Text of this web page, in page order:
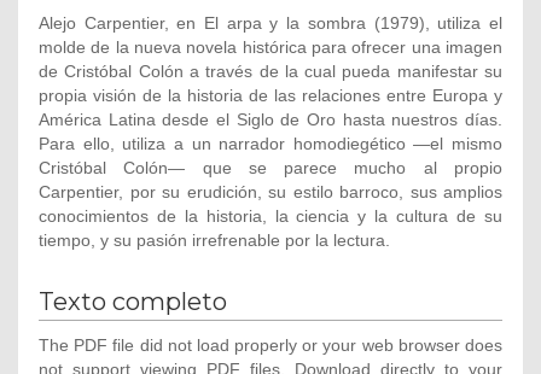
Alejo Carpentier, en El arpa y la sombra (1979), utiliza el
molde de la nueva novela histórica para ofrecer una imagen
de Cristóbal Colón a través de la cual pueda manifestar su
propia visión de la historia de las relaciones entre Europa y
América Latina desde el Siglo de Oro hasta nuestros días.
Para ello, utiliza a un narrador homodiegético —el mismo
Cristóbal Colón— que se parece mucho al propio
Carpentier, por su erudición, su estilo barroco, sus amplios
conocimientos de la historia, la ciencia y la cultura de su
tiempo, y su pasión irrefrenable por la lectura.
Texto completo
The PDF file did not load properly or your web browser does
not support viewing PDF files. Download directly to your